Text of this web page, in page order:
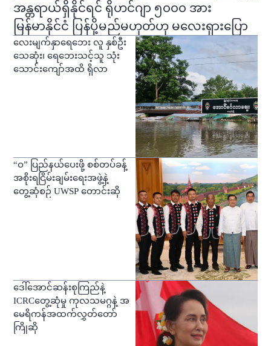
အန္တရာယ်ရှိနိုင်ရင် ရိုဟင်ဂျာ ၅၀၀၀ အား
မြန်မာနိုင်ငံ ပြန်ပို့မည်မဟုတ်ဟု မလေးရှားပြော
လေးမျက်နှာရေဘေး လူ နှစ်ဦး
သေဆုံး၊ ရေဘေးသင့်သူ သုံး
သောင်းကျော်အထိ ရှိလာ
“ဝ” ပြည်နယ်ပေးဖို့ စစ်တပ်ခန့်
အစိုးရငြိမ်းချမ်းရေးအဖွဲ့နဲ့
တွေ့ဆုံစဉ် UWSP တောင်းဆို
ဒေါ်အောင်ဆန်းစုကြည်နဲ့
ICRCတွေ့ဆုံမှု ကုလသမဂ္ဂနဲ့ အ
မေရိကန်အထက်လွှတ်တော်
ကြိုဆို